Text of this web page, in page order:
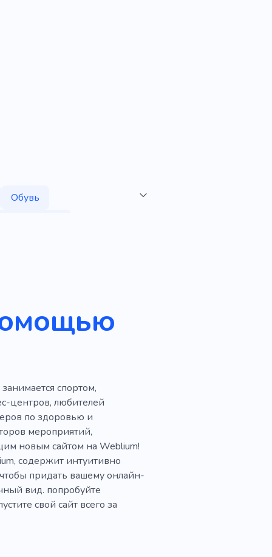
Обувь
Тело
пожилых людей
Диетолог Белок
спортом,
центров, любителей
по здоровью и
мероприятий,
новым сайтом на Weblium!
содержит интуитивно
придать вашему онлайн-
вид. попробуйте
свой сайт всего за